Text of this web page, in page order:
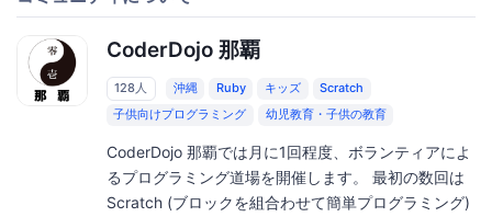
CoderDojo 那覇
128人 沖縄 Ruby キッズ
Scratch
子供向けプログラミング
幼児教育・子供の教育
CoderDojo 那覇では月に1回程度、ボランティアによ
るプログラミング道場を開催します。 最初の数回は
Scratch (ブロックを組合わせて簡単プログラミング)